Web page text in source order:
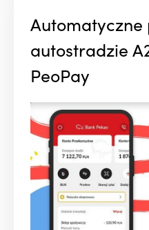
Automatyczne
autostradzie
PeoPay